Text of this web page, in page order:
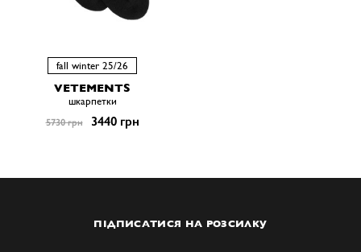
fall winter 25/26
VETEMENTS
шкарпетки
5730 грн 3440 грн
ПІДПИСАТИСЯ НА РОЗСИЛКУ